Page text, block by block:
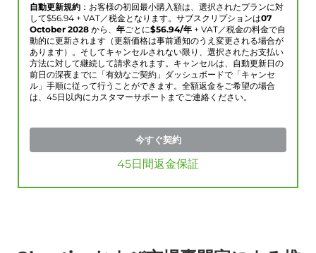
自動更新規約 ：お客様の初回最小購入額は、選択されたプランに対
して$56.94 + VAT／税金となります。サブスクリプションは07
October 2028 から、 年ごとに$56.94/年 + VAT／税金の料金で自
動的に更新されます（更新価格は事前通知のうえ変更される場合が
あります）。そしてキャンセルされない限り、選択されたお支払い
方法に対して継続して請求されます。キャンセルは、自動更新日の
前日の深夜までに「有効なご契約」ダッシュボードで「キャンセ
ル」手順に従って行うことができます。全額返金をご希望の場合
は、45日以内にカスタマーサポートまでご連絡ください。
今すぐ契約
45日間返金保証